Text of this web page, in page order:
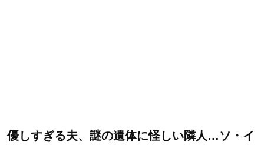
優しすぎる夫、謎の遺体に怪しい隣人…ソ・イ